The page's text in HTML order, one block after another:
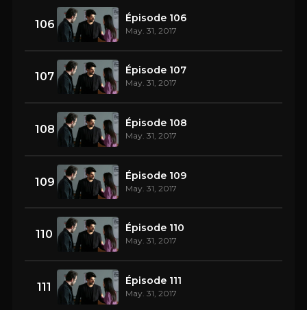
106 Épisode 106
May. 31, 2017
107 Épisode 107
May. 31, 2017
108 Épisode 108
May. 31, 2017
109 Épisode 109
May. 31, 2017
110 Épisode 110
May. 31, 2017
111 Épisode 111
May. 31, 2017